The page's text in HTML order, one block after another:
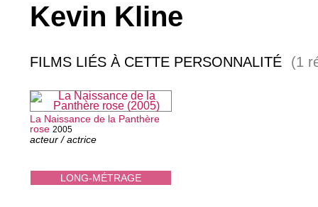
Kevin Kline
FILMS LIÉS À CETTE PERSONNALITÉ (1
LONG-MÉTRAGE
La Naissance de la Panthère
rose 2005
acteur / actrice